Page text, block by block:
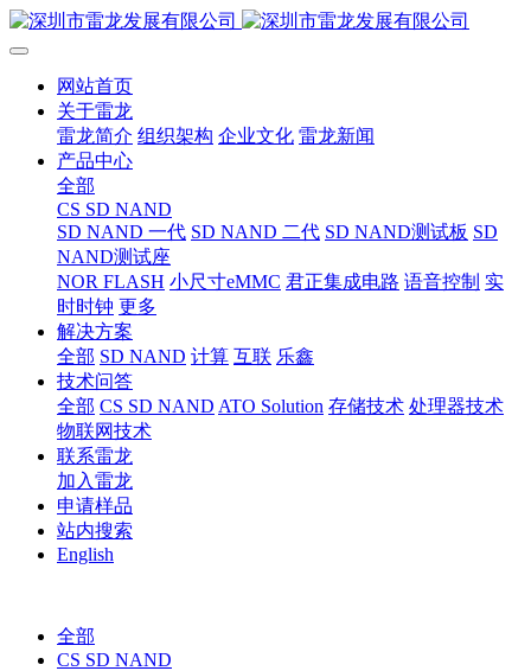
网站首页
关于雷龙
雷龙简介 组织架构 企业文化 雷龙新闻
产品中心
全部
CS SD NAND
SD NAND 一代 SD NAND 二代 SD NAND测试板 SD
NAND测试座
NOR FLASH 小尺寸eMMC 君正集成电路 语音控制 实
时时钟 更多
解决方案
全部 SD NAND 计算 互联 乐鑫
技术问答
全部 CS SD NAND ATO Solution 存储技术 处理器技术
物联网技术
联系雷龙
加入雷龙
申请样品
站内搜索
English
全部
CS SD NAND